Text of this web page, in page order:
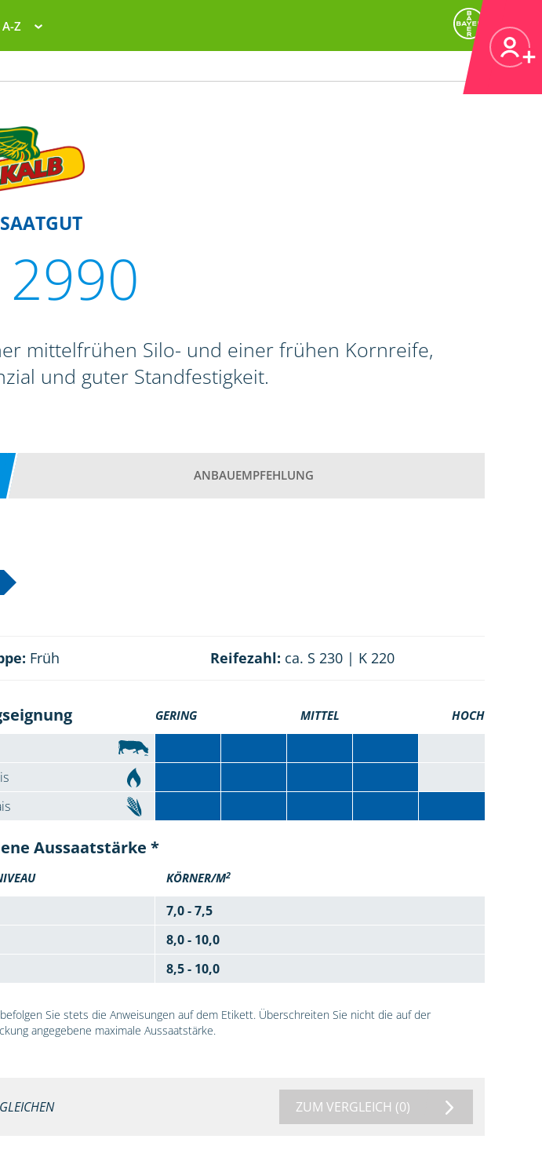
A-Z
2990
mittelfrühen Silo- und einer frühen Kornreife,
und guter Standfestigkeit.
ANBAUEMPFEHLUNG
Früh Reifezahl: ca. S 230 | K 220
GERING MITTEL HOCH
Aussaatstärke *
KÖRNER/M2
7,0 - 7,5
8,0 - 10,0
8,5 - 10,0
Sie stets die Anweisungen auf dem Etikett. Überschreiten Sie nicht die auf der
angegebene maximale Aussaatstärke.
ZUM VERGLEICH (0)